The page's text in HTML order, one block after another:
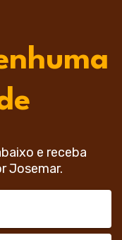
e receba
Josemar.